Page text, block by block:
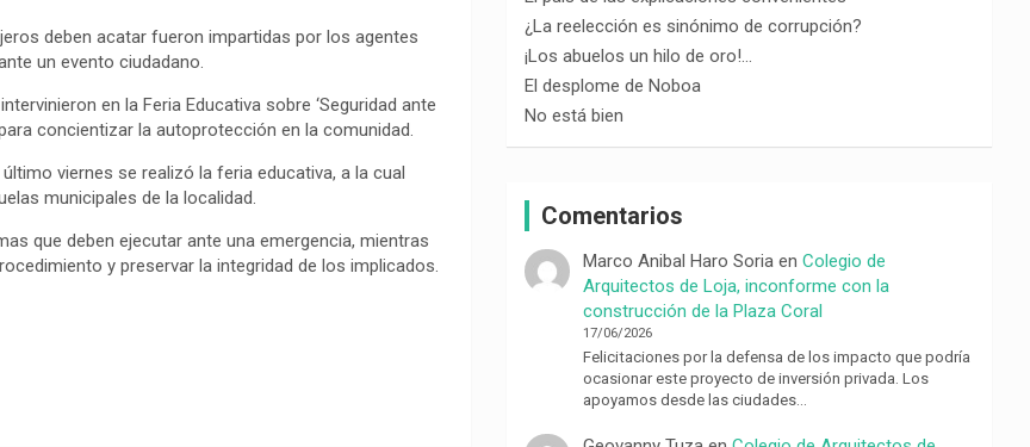
deben acatar fueron impartidas por los agentes
un evento ciudadano.
en la Feria Educativa sobre ‘Seguridad ante
concientizar la autoprotección en la comunidad.
viernes se realizó la feria educativa, a la cual
municipales de la localidad.
que deben ejecutar ante una emergencia, mientras
y preservar la integridad de los implicados.
¿La reelección es sinónimo de corrupción?
¡Los abuelos un hilo de oro!…
El desplome de Noboa
No está bien
Comentarios
Marco Anibal Haro Soria enColegio de
Arquitectos de Loja, inconforme con la
construcción de la Plaza Coral
17/06/2026
Felicitaciones por la defensa de los impacto que podría
ocasionar este proyecto de inversión privada. Los
apoyamos desde las ciudades…